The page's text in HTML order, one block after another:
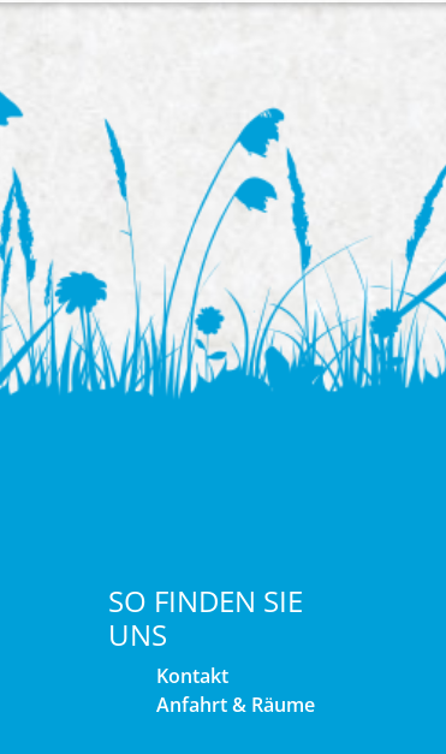
SO FINDEN SIE
UNS
Kontakt
Anfahrt & Räume